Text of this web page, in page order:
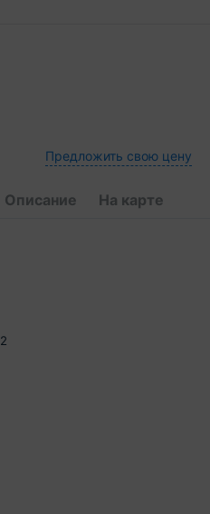
Предложить свою цену
Описание На карте
2